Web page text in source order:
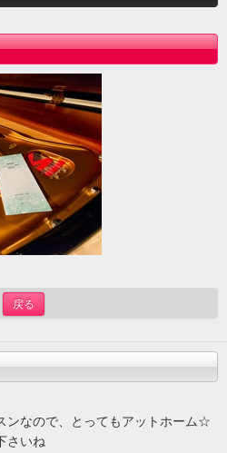
戻る
ンなので、とってもアットホーム☆
さいね